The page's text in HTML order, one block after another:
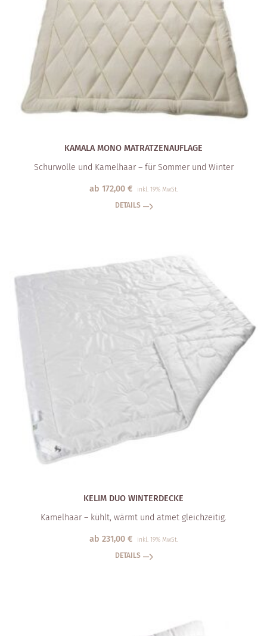
KAMALA MONO MATRATZEN­AUFLAGE
Schurwolle und Kamelhaar – für Sommer und Winter
ab 172,00 € inkl. 19% MwSt.
DETAILS
KELIM DUO WINTERDECKE
Kamelhaar – kühlt, wärmt und atmet gleichzeitig.
ab 231,00 € inkl. 19% MwSt.
DETAILS